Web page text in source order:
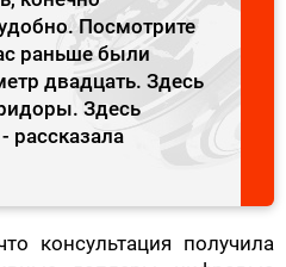
Посмотрите
раньше были
двадцать. Здесь
Здесь
рассказала
консультация получила